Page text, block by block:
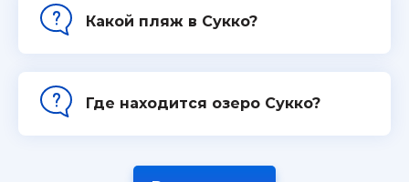
Какой пляж в Сукко?
Где находится озеро Сукко?